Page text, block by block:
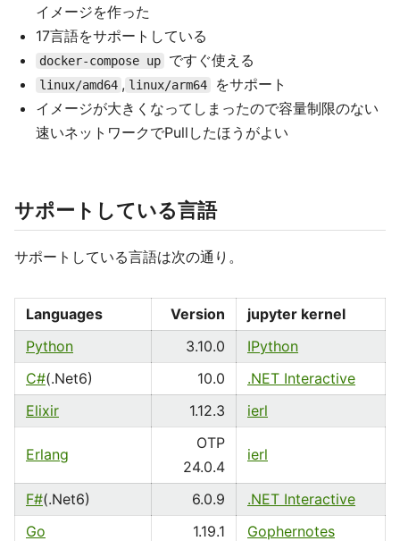
イメージを作った
17言語をサポートしている
docker-compose up ですぐ使える
linux/amd64 , linux/arm64
をサポート
イメージが大きくなってしまったので容量制限のない
速いネットワークでPullしたほうがよい
サポートしている言語
サポートしている言語は次の通り。
Languages Version
jupyter kernel
Python
3.10.0
IPython
C#(.Net6) 10.0
.NET Interactive
Elixir
1.12.3 ierl
Erlang
OTP
24.0.4
ierl
F#(.Net6) 6.0.9
.NET Interactive
Go
1.19.1
Gophernotes